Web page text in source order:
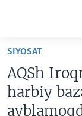
Boshiga
Qidiruvga
o'ting
AMERIKA
MARKAZIY OSIYO
SIYOSAT
AQSh
harbiy